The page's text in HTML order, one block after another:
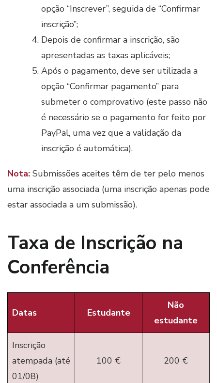
opção “Inscrever”, seguida de “Confirmar
inscrição”;
Depois de confirmar a inscrição, são
apresentadas as taxas aplicáveis;
Após o pagamento, deve ser utilizada a
opção “Confirmar pagamento” para
submeter o comprovativo (este passo não
é necessário se o pagamento for feito por
PayPal, uma vez que a validação da
inscrição é automática).
Nota: Submissões aceites têm de ter pelo menos
uma inscrição associada (uma inscrição apenas pode
estar associada a um submissão).
Taxa de Inscrição na
Conferência
Datas Estudante
Não
estudante
Inscrição
atempada (até
01/08)
100 € 200 €